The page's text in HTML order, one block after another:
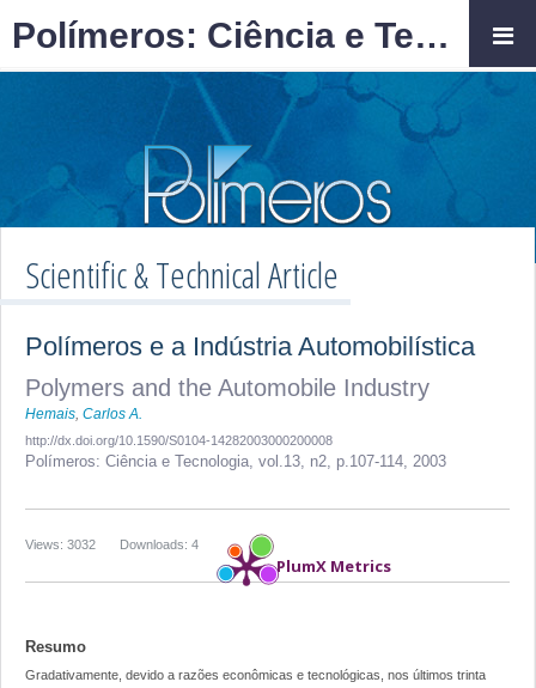
Scientific & Technical Article
Polímeros e a Indústria Automobilística
Polymers and the Automobile Industry
Hemais, Carlos A.
http://dx.doi.org/10.1590/S0104-14282003000200008
Polímeros: Ciência e Tecnologia, vol.13, n2, p.107-114, 2003
PlumX Metrics
Downloads: 4
Views: 3032
Resumo
Gradativamente, devido a razões econômicas e tecnológicas, nos últimos trinta
Polímeros: Ciência e Tecnologia